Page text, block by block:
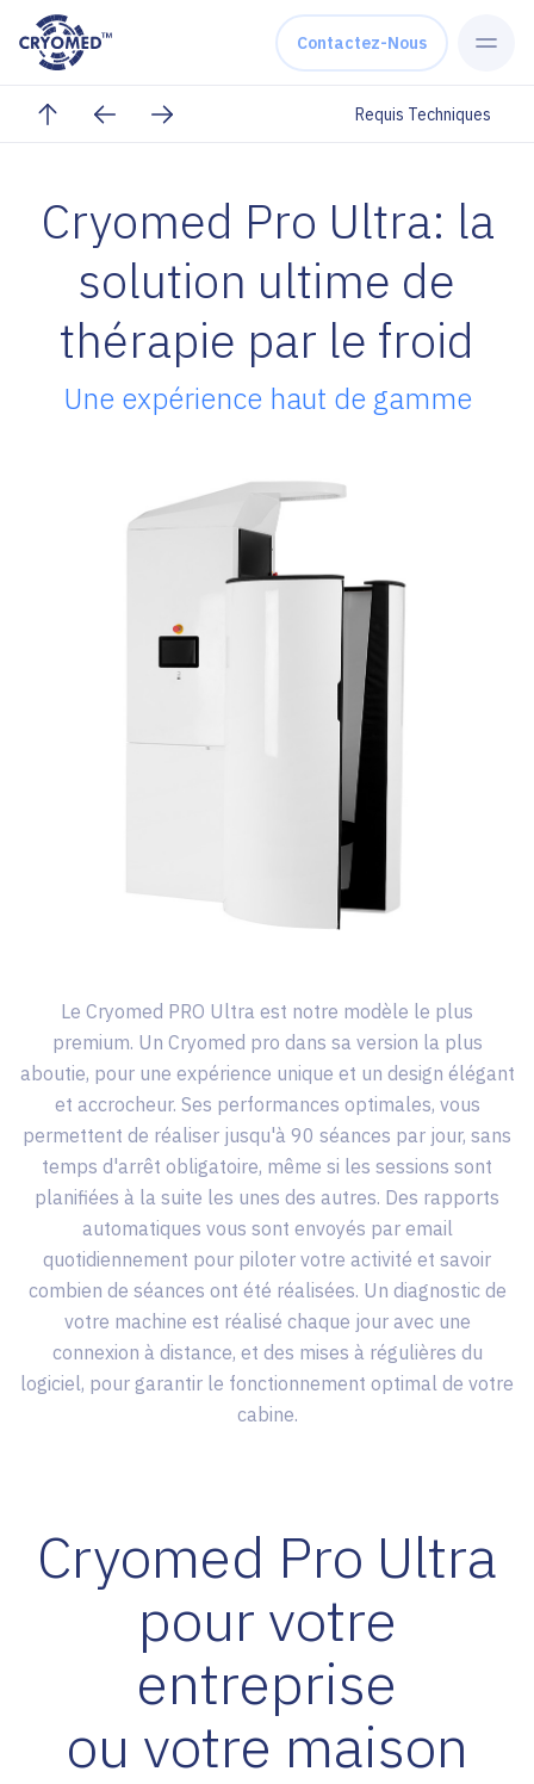
Skip to content
Contactez-Nous
Requis Techniques
Cryomed Pro Ultra: la
solution ultime de
thérapie par le froid
Une expérience haut de gamme
Le Cryomed PRO Ultra est notre modèle le plus
premium. Un Cryomed pro dans sa version la plus
aboutie, pour une expérience unique et un design élégant
et accrocheur. Ses performances optimales, vous
permettent de réaliser jusqu'à 90 séances par jour, sans
temps d'arrêt obligatoire, même si les sessions sont
planifiées à la suite les unes des autres. Des rapports
automatiques vous sont envoyés par email
quotidiennement pour piloter votre activité et savoir
combien de séances ont été réalisées. Un diagnostic de
votre machine est réalisé chaque jour avec une
connexion à distance, et des mises à régulières du
logiciel, pour garantir le fonctionnement optimal de votre
cabine.
Cryomed Pro Ultra
pour votre
entreprise
ou votre maison